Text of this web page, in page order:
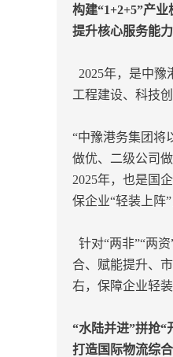
构建“1+2+5”产业
提升核心服务能力
2025年，是中豫
工程建设、科技
“中豫港务集团将
做优、二级公司
2025年，也是国
保企业“轻装上阵”
针对“两非”“两
合、赋能提升、
右，保障企业轻装
“水陆并进”拼抢“
打造国际物流综